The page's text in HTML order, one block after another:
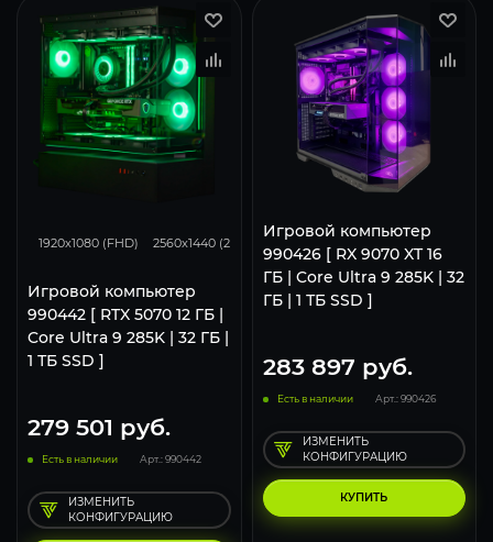
1920x1080 (FHD) 2560x1440 (2K) 3840x2160 (4K)
Игровой компьютер
990442 [ RTX 5070 12 ГБ |
Core Ultra 9 285K | 32 ГБ |
1 ТБ SSD ]
279 501 руб.
Есть в наличии Арт.: 990442
ИЗМЕНИТЬ
КОНФИГУРАЦИЮ
Игровой компьютер
990426 [ RX 9070 XT 16
ГБ | Core Ultra 9 285K | 32
ГБ | 1 ТБ SSD ]
283 897 руб.
Есть в наличии Арт.: 990426
КУПИТЬ
ИЗМЕНИТЬ
КОНФИГУРАЦИЮ